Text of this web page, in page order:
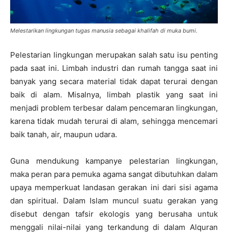
Melestarikan lingkungan tugas manusia sebagai khalifah di muka bumi.
Pelestarian lingkungan merupakan salah satu isu penting
pada saat ini. Limbah industri dan rumah tangga saat ini
banyak yang secara material tidak dapat terurai dengan
baik di alam. Misalnya, limbah plastik yang saat ini
menjadi problem terbesar dalam pencemaran lingkungan,
karena tidak mudah terurai di alam, sehingga mencemari
baik tanah, air, maupun udara.
Guna mendukung kampanye pelestarian lingkungan,
maka peran para pemuka agama sangat dibutuhkan dalam
upaya memperkuat landasan gerakan ini dari sisi agama
dan spiritual. Dalam Islam muncul suatu gerakan yang
disebut dengan tafsir ekologis yang berusaha untuk
menggali nilai-nilai yang terkandung di dalam Alquran